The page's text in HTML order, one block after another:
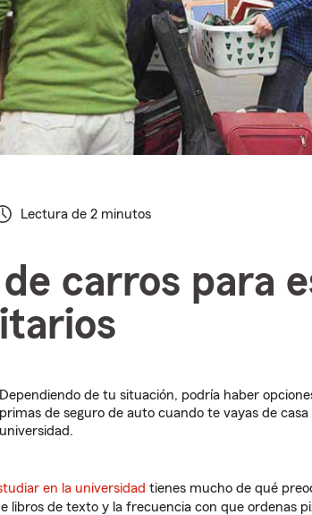
Lectura de 2 minutos
carros para
Dependiendo de tu situación, podría haber
primas de seguro de auto cuando te vayas de
universidad.
en la universidad tienes mucho de qué
libros de texto y la frecuencia con que ordenas